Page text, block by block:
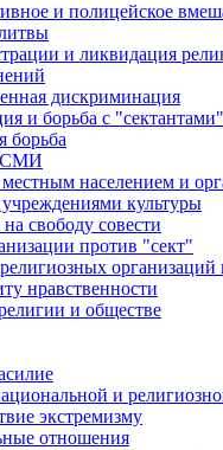
и полицейское
и ликвидация
дискриминация
и борьба с "сектантами"
борьба
СМИ
населением и
культуры
свободу совести
против "сект"
нравственности
и обществе
и
экстремизму
отношения